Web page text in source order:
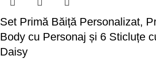
Set Primă Băiță Personalizat,
Body cu Personaj și 6 Sticluțe
Daisy